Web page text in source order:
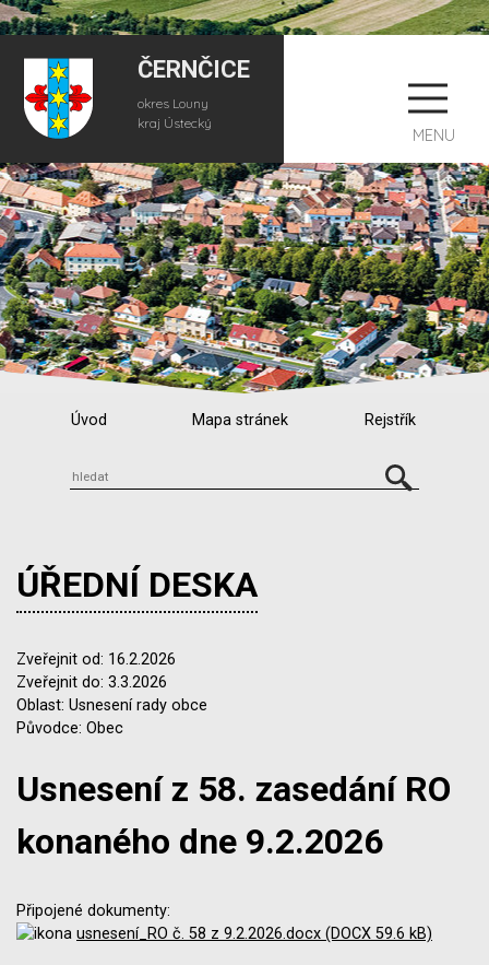
ČERNČICE
okres Louny
kraj Ústecký
MENU
Úvod Mapa stránek Rejstřík
ÚŘEDNÍ DESKA
Zveřejnit od: 16.2.2026
Zveřejnit do: 3.3.2026
Oblast: Usnesení rady obce
Původce: Obec
Usnesení z 58. zasedání RO
konaného dne 9.2.2026
Připojené dokumenty:
usnesení_RO č. 58 z 9.2.2026.docx (DOCX 59.6 kB)